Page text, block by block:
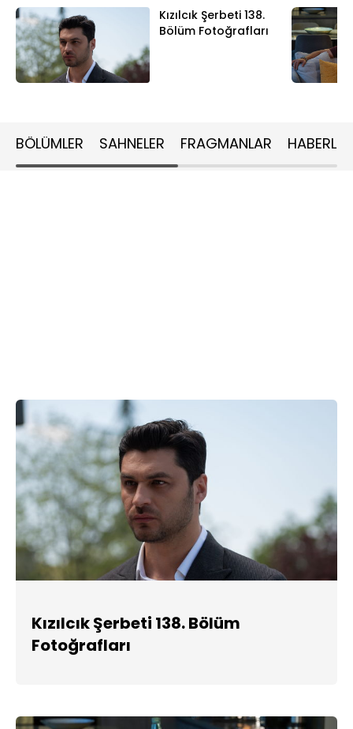
Kızılcık Şerbeti 138.
Bölüm Fotoğrafları
BÖLÜMLER SAHNELER FRAGMANLAR HABERLER
Kızılcık Şerbeti 138. Bölüm
Fotoğrafları